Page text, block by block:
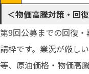
＜物価高騰対策・回
第9回公募までの回復
請枠です。業況が厳し
等、原油価格・物価高